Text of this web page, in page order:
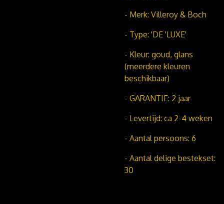
- Merk: Villeroy & Boch
- Type: 'DE 'LUXE'
- Kleur: goud, glans
(meerdere kleuren
beschikbaar)
- GARANTIE: 2 jaar
- Levertijd: ca 2-4 weken
- Aantal persoons: 6
- Aantal delige bestekset:
30